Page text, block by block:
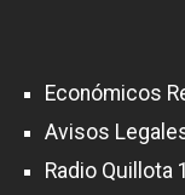
Económicos
Avisos
Radio Quillota